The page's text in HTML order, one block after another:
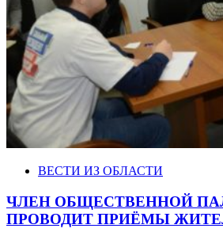
ВЕСТИ ИЗ ОБЛАСТИ
ЧЛЕН ОБЩЕСТВЕННОЙ
ПРОВОДИТ ПРИЁМЫ